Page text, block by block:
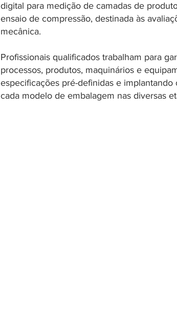
digital para medição de camadas de
ensaio de compressão, destinada às
mecânica.
Profissionais qualificados trabalham para
processos, produtos, maquinários e
especificações pré-definidas e
cada modelo de embalagem nas diversas